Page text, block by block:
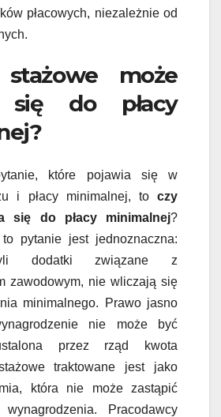
płacowych, niezależnie od
może
się do płacy
które pojawia się w
i płacy minimalnej, to czy
się do płacy minimalnej?
pytanie jest jednoznaczna:
dodatki związane z
zawodowym, nie wliczają się
minimalnego. Prawo jasno
nie może być
przez rząd kwota
traktowane jest jako
która nie może zastąpić
wynagrodzenia. Pracodawcy